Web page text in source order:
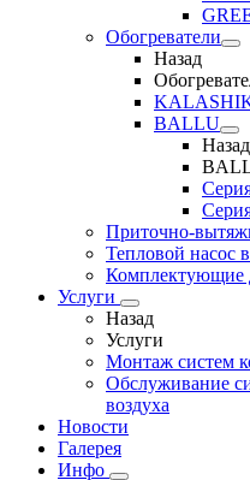
Обогреватели
Назад
BALLU
Назад
Приточно-
Тепловой насос
Комплектующие
Услуги
Назад
Услуги
Монтаж систем
Обслуживание
воздуха
Новости
Галерея
Инфо